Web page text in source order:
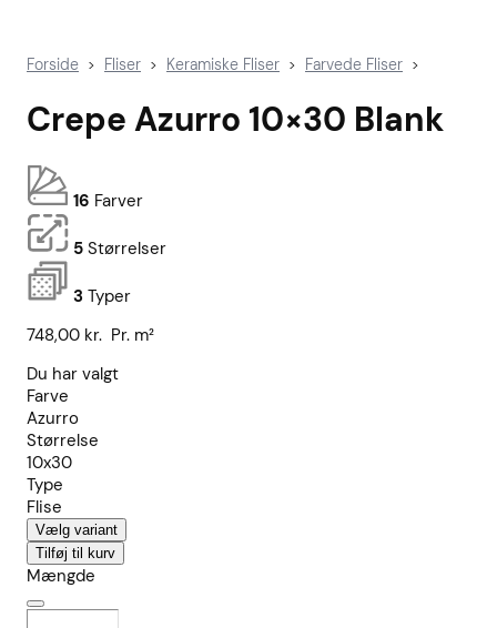
Forside > Fliser > Keramiske Fliser > Farvede Fliser >
Crepe Azurro 10×30 Blank
16 Farver
5 Størrelser
3 Typer
748,00 kr. Pr. m²
Du har valgt
Farve
Azurro
Størrelse
10x30
Type
Flise
Vælg variant
Tilføj til kurv
Mængde